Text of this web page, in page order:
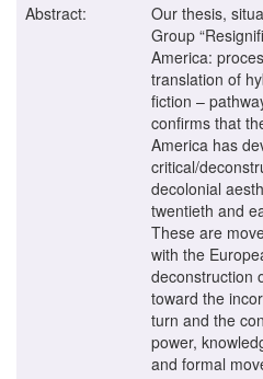
Abstract:
Our thesis,
Group
America:
translation of
fiction –
confirms that
America has
critical/
decolonial
twentieth and
These are
with the
deconstruction
toward the
turn and the
power,
and formal